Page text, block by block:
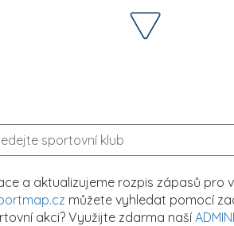
a aktualizujeme rozpis zápasů pro
můžete vyhledat pomocí
akci? Využijte zdarma naší